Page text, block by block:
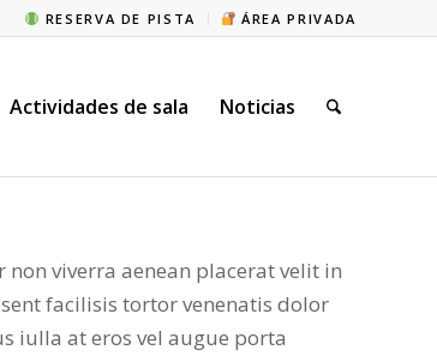
RESERVA DE PISTA ÁREA PRIVADA
Actividades de sala Noticias
viverra aenean placerat velit in
facilisis tortor venenatis dolor
iulla at eros vel augue porta